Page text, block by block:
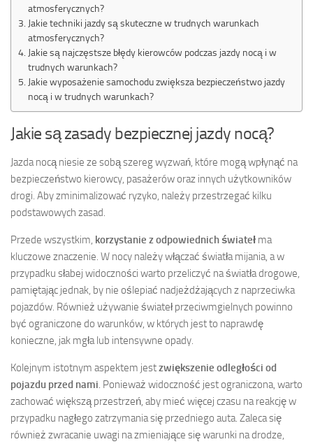
atmosferycznych?
Jakie techniki jazdy są skuteczne w trudnych warunkach
atmosferycznych?
Jakie są najczęstsze błędy kierowców podczas jazdy nocą i w
trudnych warunkach?
Jakie wyposażenie samochodu zwiększa bezpieczeństwo jazdy
nocą i w trudnych warunkach?
Jakie są zasady bezpiecznej jazdy nocą?
Jazda nocą niesie ze sobą szereg wyzwań, które mogą wpłynąć na
bezpieczeństwo kierowcy, pasażerów oraz innych użytkowników
drogi. Aby zminimalizować ryzyko, należy przestrzegać kilku
podstawowych zasad.
Przede wszystkim, korzystanie z odpowiednich świateł ma
kluczowe znaczenie. W nocy należy włączać światła mijania, a w
przypadku słabej widoczności warto przeliczyć na światła drogowe,
pamiętając jednak, by nie oślepiać nadjeżdżających z naprzeciwka
pojazdów. Również używanie świateł przeciwmgielnych powinno
być ograniczone do warunków, w których jest to naprawdę
konieczne, jak mgła lub intensywne opady.
Kolejnym istotnym aspektem jestzwiększenie odległości od
pojazdu przed nami . Ponieważ widoczność jest ograniczona, warto
zachować większą przestrzeń, aby mieć więcej czasu na reakcję w
przypadku nagłego zatrzymania się przedniego auta. Zaleca się
również zwracanie uwagi na zmieniające się warunki na drodze,